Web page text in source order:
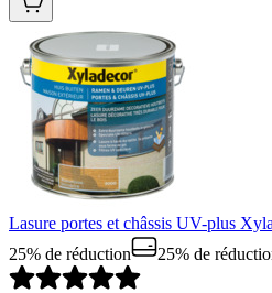
Lasure portes et châssis UV-plus
25% de réduction
25% de